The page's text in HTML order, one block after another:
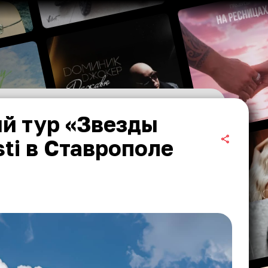
тур «Звезды
в Ставрополе